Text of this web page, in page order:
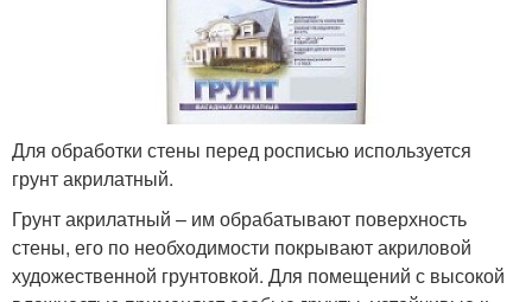
Для обработки стены перед росписью используется
грунт акрилатный.
Грунт акрилатный – им обрабатывают поверхность
стены, его по необходимости покрывают акриловой
художественной грунтовкой. Для помещений с высокой